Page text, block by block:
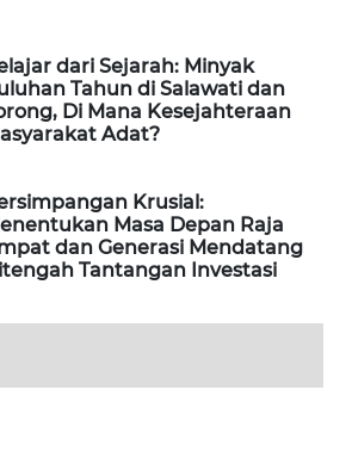
dari Sejarah: Minyak
Tahun di Salawati dan
Di Mana Kesejahteraan
Adat?
Krusial:
Masa Depan Raja
dan Generasi Mendatang
Tantangan Investasi